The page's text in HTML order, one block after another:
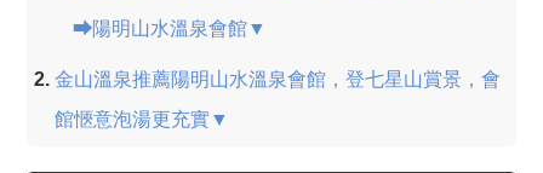
⮕陽明山水溫泉會館▼
金山溫泉推薦陽明山水溫泉會館，登七星山賞景，會
館愜意泡湯更充實▼